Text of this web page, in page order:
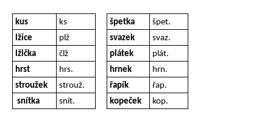
kus ks špetka
špet.
lžíce
plž svazek
svaz.
lžička
člž plátek
plát.
hrst
hrs. hrnek
hrn.
stroužek
strouž. řapík
řap.
snítka
snít. kopeček kop.